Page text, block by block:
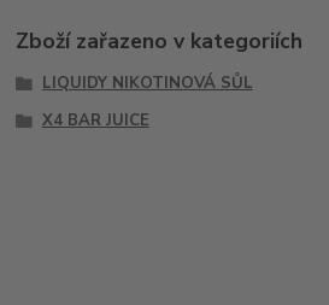
Zboží zařazeno v kategoriích
LIQUIDY NIKOTINOVÁ SŮL
X4 BAR JUICE